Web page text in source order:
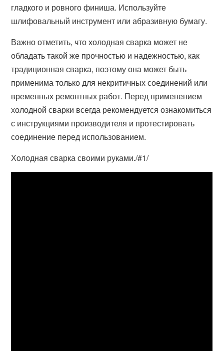
гладкого и ровного финиша. Используйте
шлифовальный инструмент или абразивную бумагу.
Важно отметить, что холодная сварка может не
обладать такой же прочностью и надежностью, как
традиционная сварка, поэтому она может быть
применима только для некритичных соединений или
временных ремонтных работ. Перед применением
холодной сварки всегда рекомендуется ознакомиться
с инструкциями производителя и протестировать
соединение перед использованием.
Холодная сварка своими руками./#1/